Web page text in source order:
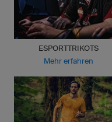
ESPORTTRIKOTS
Mehr erfahren